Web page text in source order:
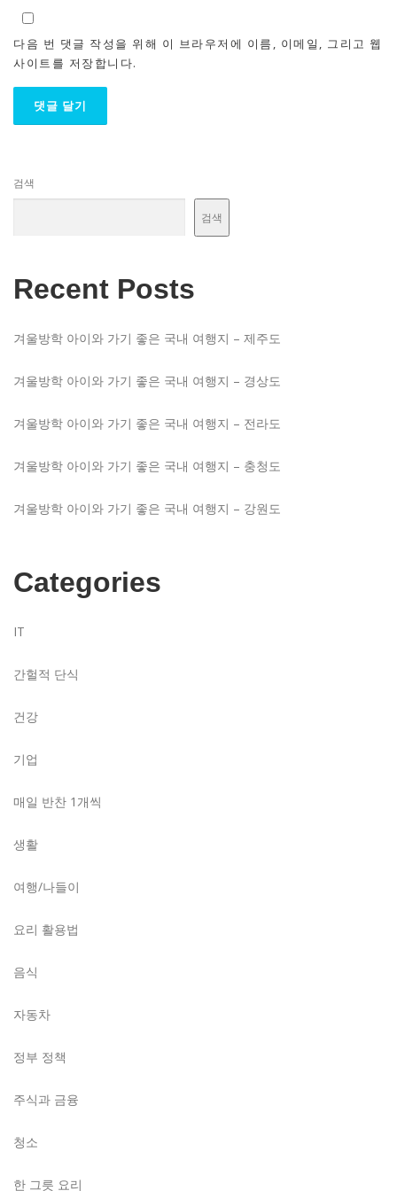
다음 번 댓글 작성을 위해 이 브라우저에 이름, 이메일, 그리고 웹
사이트를 저장합니다.
검색
검색
Recent Posts
겨울방학 아이와 가기 좋은 국내 여행지 – 제주도
겨울방학 아이와 가기 좋은 국내 여행지 – 경상도
겨울방학 아이와 가기 좋은 국내 여행지 – 전라도
겨울방학 아이와 가기 좋은 국내 여행지 – 충청도
겨울방학 아이와 가기 좋은 국내 여행지 – 강원도
Categories
IT
간헐적 단식
건강
기업
매일 반찬 1개씩
생활
여행/나들이
요리 활용법
음식
자동차
정부 정책
주식과 금융
청소
한 그릇 요리